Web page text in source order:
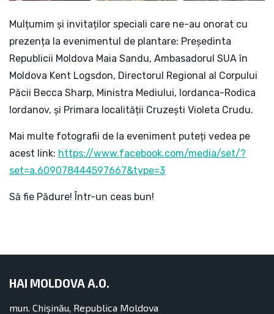
Mulțumim și invitaților speciali care ne-au onorat cu
prezența la evenimentul de plantare: Președinta
Republicii Moldova Maia Sandu, Ambasadorul SUA în
Moldova Kent Logsdon, Directorul Regional al Corpului
Păcii Becca Sharp, Ministra Mediului, Iordanca-Rodica
Iordanov, și Primara localității Cruzești Violeta Crudu.
Mai multe fotografii de la eveniment puteți vedea pe
acest link: https://www.facebook.com/media/set/?
set=a.609078444597667&type=3
Să fie Pădure! Într-un ceas bun!
HAI MOLDOVA A.O.
mun. Chișinău, Republica Moldova